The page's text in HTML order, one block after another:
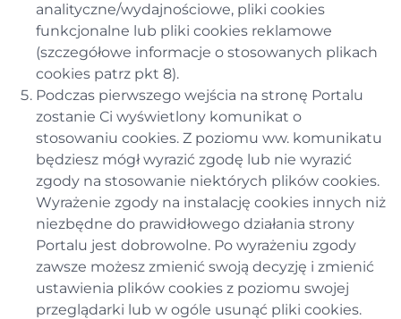
analityczne/wydajnościowe, pliki cookies
funkcjonalne lub pliki cookies reklamowe
(szczegółowe informacje o stosowanych plikach
cookies patrz pkt 8).
Podczas pierwszego wejścia na stronę Portalu
zostanie Ci wyświetlony komunikat o
stosowaniu cookies. Z poziomu ww. komunikatu
będziesz mógł wyrazić zgodę lub nie wyrazić
zgody na stosowanie niektórych plików cookies.
Wyrażenie zgody na instalację cookies innych niż
niezbędne do prawidłowego działania strony
Portalu jest dobrowolne. Po wyrażeniu zgody
zawsze możesz zmienić swoją decyzję i zmienić
ustawienia plików cookies z poziomu swojej
przeglądarki lub w ogóle usunąć pliki cookies.